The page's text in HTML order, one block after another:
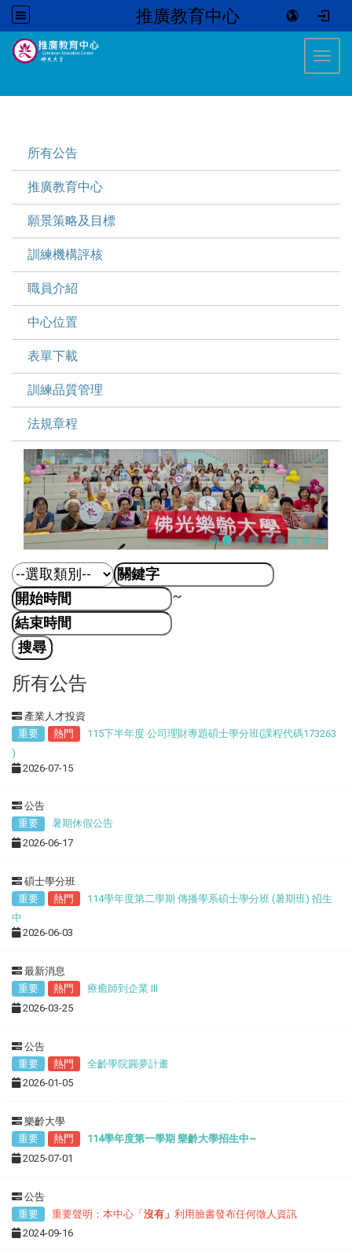
推廣教育中心
所有公告
推廣教育中心
願景策略及目標
訓練機構評核
職員介紹
中心位置
表單下載
訓練品質管理
法規章程
~
所有公告
產業人才投資
重要
熱門
115下半年度 公司理財專題碩士學分班(課程代碼173263
)
2026-07-15
公告
重要
暑期休假公告
2026-06-17
碩士學分班
重要
熱門
114學年度第二學期 傳播學系碩士學分班 (暑期班) 招生
中
2026-06-03
最新消息
重要
熱門
療癒師到企業 III
2026-03-25
公告
重要
熱門
全齡學院圓夢計畫
2026-01-05
樂齡大學
重要
熱門
114學年度第一學期 樂齡大學招生中~
2025-07-01
公告
重要
重要聲明：本中心「沒有」 利用臉書發布任何徵人資訊
2024-09-16